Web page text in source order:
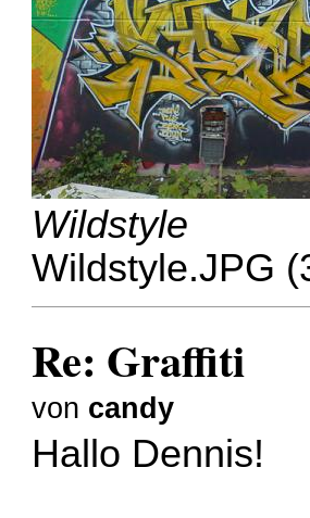
Wildstyle
Wildstyle.JPG
Re: Graffiti
von candy
Hallo Dennis!